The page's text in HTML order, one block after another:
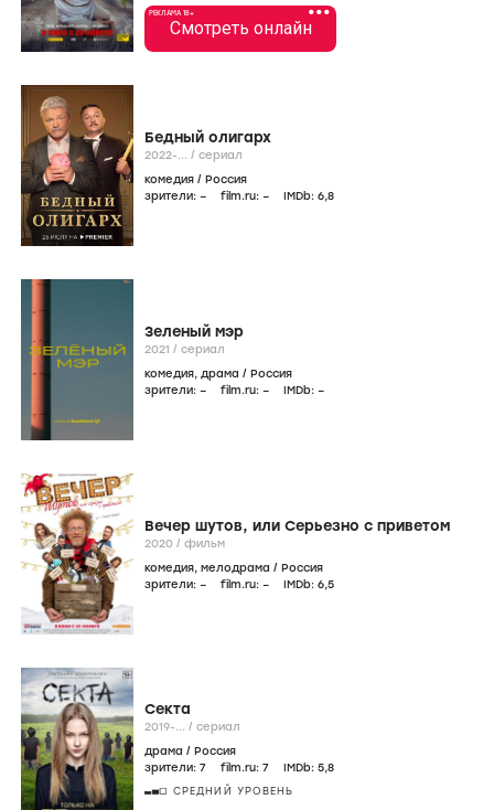
•••
РЕКЛАМА 18+
Смотреть онлайн
Бедный олигарх
2022-... / сериал
комедия / Россия
зрители: – film.ru: – IMDb: 6,8
Зеленый мэр
2021 / сериал
комедия, драма / Россия
зрители: – film.ru: – IMDb: –
Вечер шутов, или Серьезно с приветом
2020 / фильм
комедия, мелодрама / Россия
зрители: – film.ru: – IMDb: 6,5
Секта
2019-... / сериал
драма / Россия
зрители: 7 film.ru: 7 IMDb: 5,8
СРЕДНИЙ УРОВЕНЬ